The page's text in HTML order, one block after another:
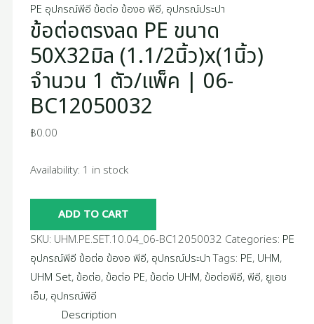
PE อุปกรณ์พีอี ข้อต่อ ข้องอ พีอี, อุปกรณ์ประปา
ข้อต่อตรงลด PE ขนาด
50X32มิล (1.1/2นิ้ว)x(1นิ้ว)
จำนวน 1 ตัว/แพ็ค | 06-
BC12050032
฿0.00
Availability: 1 in stock
quantity
ADD TO CART
SKU: UHM.PE.SET.10.04_06-BC12050032 Categories: PE
อุปกรณ์พีอี ข้อต่อ ข้องอ พีอี, อุปกรณ์ประปา Tags: PE, UHM,
UHM Set,ข้อต่อ,ข้อต่อ PE,ข้อต่อ UHM,ข้อต่อพีอี,พีอี, ยูเอช
เอ็ม, อุปกรณ์พีอี
Description